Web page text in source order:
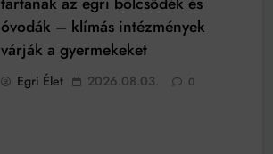
óvodák – klímás intézmények
várják a gyermekeket
Egri Élet 2026.08.03. 0